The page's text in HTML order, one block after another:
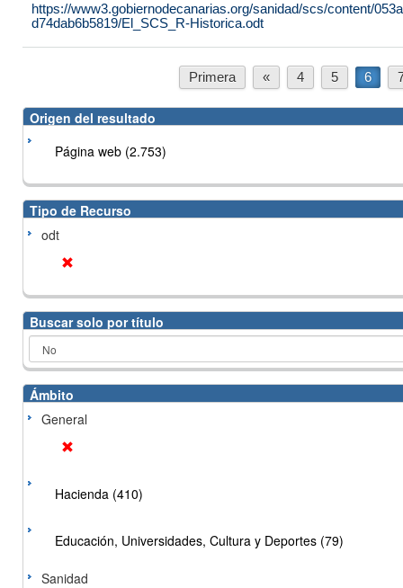
https://www3.gobiernodecanarias.org/sanidad/scs/content/
d74dab6b5819/El_SCS_R-Historica.odt
Primera « 4 5 6
Origen del resultado
Página web (2.753)
Tipo de Recurso
odt
Buscar solo por título
Ámbito
General
Hacienda (410)
Educación, Universidades, Cultura y Deportes (79)
Sanidad